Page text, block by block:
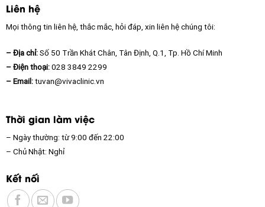
Liên hệ
Mọi thông tin liên hệ, thắc mắc, hỏi đáp, xin liên hệ chúng tôi:
– Địa chỉ:Số 50 Trần Khát Chân, Tân Định, Q.1, Tp. Hồ Chí Minh
– Điện thoại:028 3849 2299
– Email:tuvan@vivaclinic.vn
Thời gian làm việc
– Ngày thường: từ 9:00 đến 22:00
– Chủ Nhật: Nghỉ
Kết nối